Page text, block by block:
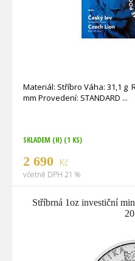
Materiál: Stříbro Váha: 31,1 g
mm Provedení: STANDARD
SKLADEM (H) (1 KS)
2 690 Kč
včetně DPH 21 %
Stříbrná 1oz investiční